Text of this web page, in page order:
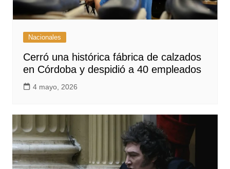
Nacionales
Cerró una histórica fábrica de calzados
en Córdoba y despidió a 40 empleados
4 mayo, 2026